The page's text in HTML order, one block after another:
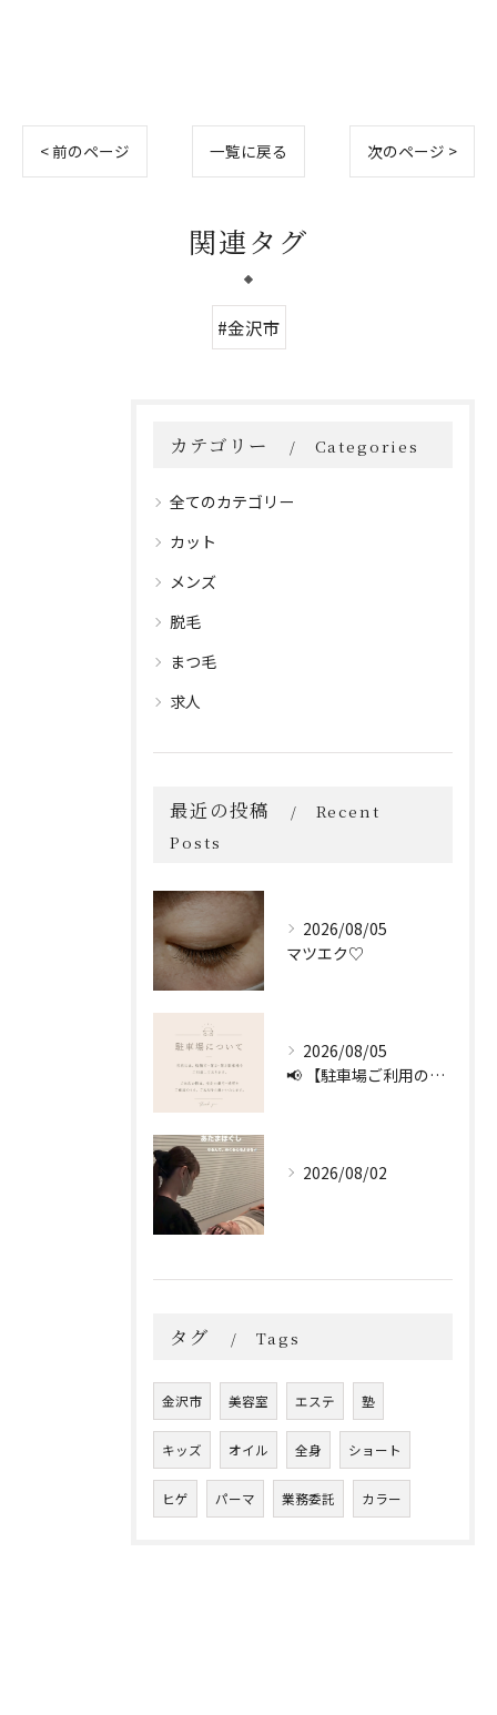
< 前のページ 一覧に戻る 次のページ >
関連タグ
#金沢市
カテゴリー Categories
全てのカテゴリー
カット
メンズ
脱毛
まつ毛
求人
最近の投稿
Recent
Posts
2026/08/05
マツエク♡
2026/08/05
📢 【駐車場ご利用のお願い】 🚗
2026/08/02
タグ Tags
金沢市 美容室 エステ 塾
キッズ オイル 全身 ショート
ヒゲ パーマ 業務委託 カラー